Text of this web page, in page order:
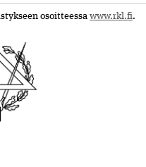
osoitteessa www.rkl.fi.